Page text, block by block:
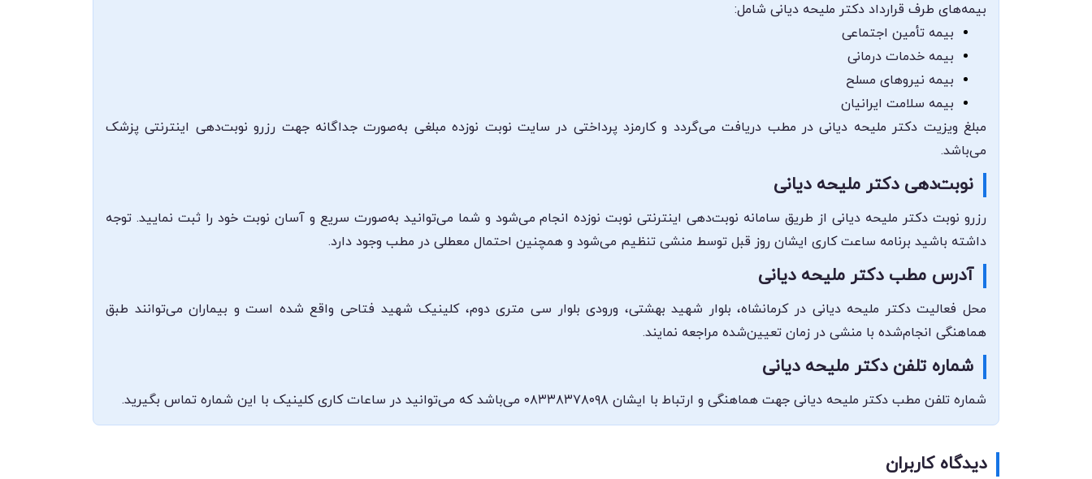
بیمه‌های طرف قرارداد دکتر ملیحه دیانی شامل:
بیمه تأمین اجتماعی
بیمه خدمات درمانی
بیمه نیروهای مسلح
بیمه سلامت ایرانیان
مبلغ ویزیت دکتر ملیحه دیانی در مطب دریافت می‌گردد و کارمزد پرداختی در سایت نوبت نوزده مبلغی به‌صورت جداگانه جهت رزرو نوبت‌دهی اینترنتی پزشک
می‌باشد.
نوبت‌دهی دکتر ملیحه دیانی
رزرو نوبت دکتر ملیحه دیانی از طریق سامانه نوبت‌دهی اینترنتی نوبت نوزده انجام می‌شود و شما می‌توانید به‌صورت سریع و آسان نوبت خود را ثبت نمایید. توجه
داشته باشید برنامه ساعت کاری ایشان روز قبل توسط منشی تنظیم می‌شود و همچنین احتمال معطلی در مطب وجود دارد.
آدرس مطب دکتر ملیحه دیانی
محل فعالیت دکتر ملیحه دیانی در کرمانشاه، بلوار شهید بهشتی، ورودی بلوار سی متری دوم، کلینیک شهید فتاحی واقع شده است و بیماران می‌توانند طبق
هماهنگی انجام‌شده با منشی در زمان تعیین‌شده مراجعه نمایند.
شماره تلفن دکتر ملیحه دیانی
شماره تلفن مطب دکتر ملیحه دیانی جهت هماهنگی و ارتباط با ایشان ۰۸۳۳۸۳۷۸۰۹۸ می‌باشد که می‌توانید در ساعات کاری کلینیک با این شماره تماس بگیرید.
دیدگاه کاربران